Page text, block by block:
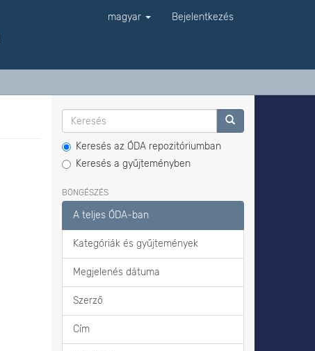
magyar Bejelentkezés
Keresés az ÓDA repozitóriumban
Keresés a gyűjteményben
BÖNGÉSZÉS
A teljes ÓDA-ban
Kategóriák és gyűjtemények
Megjelenés dátuma
Szerző
Cím